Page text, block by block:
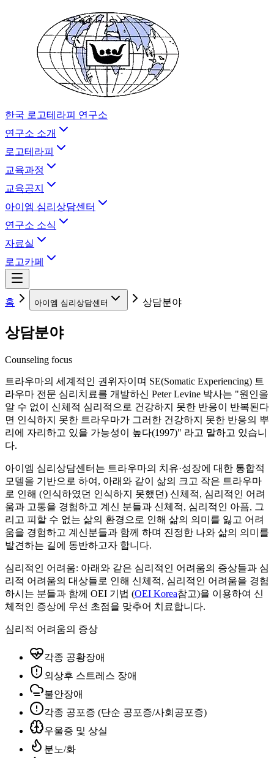
한국 로고테라피 연구소
연구소 소개
로고테라피
교육과정
교육공지
아이엠 심리상담센터
연구소 소식
자료실
로고카페
홈 아이엠 심리상담센터 상담분야
상담분야
Counseling focus
트라우마의 세계적인 권위자이며 SE(Somatic Experiencing) 트
라우마 전문 심리치료를 개발하신 Peter Levine 박사는 "원인을
알 수 없이 신체적 심리적으로 건강하지 못한 반응이 반복된다
면 인식하지 못한 트라우마가 그러한 건강하지 못한 반응의 뿌
리에 자리하고 있을 가능성이 높다(1997)" 라고 말하고 있습니
다.
아이엠 심리상담센터는 트라우마의 치유·성장에 대한 통합적
모델을 기반으로 하여, 아래와 같이 삶의 크고 작은 트라우마
로 인해 (인식하였던 인식하지 못했던) 신체적, 심리적인 어려
움과 고통을 경험하고 계신 분들과 신체적, 심리적인 아픔, 그
리고 피할 수 없는 삶의 환경으로 인해 삶의 의미를 잃고 어려
움을 경험하고 계신분들과 함께 하며 진정한 나와 삶의 의미를
발견하는 길에 동반하고자 합니다.
심리적인 어려움: 아래와 같은 심리적인 어려움의 증상들과 심
리적 어려움의 대상들로 인해 신체적, 심리적인 어려움을 경험
하시는 분들과 함께 OEI 기법 (OEI Korea참고)을 이용하여 신
체적인 증상에 우선 초점을 맞추어 치료합니다.
심리적 어려움의 증상
각종 공황장애
외상후 스트레스 장애
불안장애
각종 공포증 (단순 공포증/사회공포증)
우울증 및 상실
분노/화